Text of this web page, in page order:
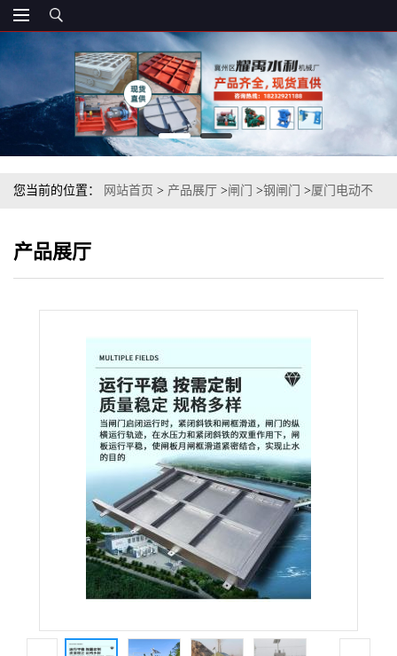
您当前的位置： 网站首页 > 产品展厅 >闸门 >钢闸门 >厦门电动不
产品展厅